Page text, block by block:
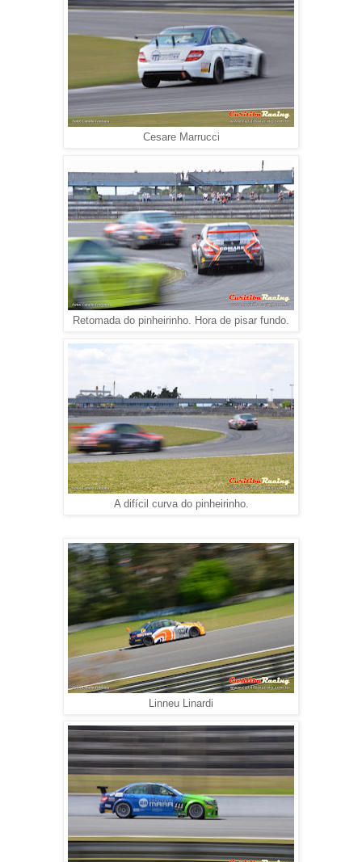
Cesare Marrucci
Retomada do pinheirinho. Hora de pisar fundo.
A difícil curva do pinheirinho.
Linneu Linardi